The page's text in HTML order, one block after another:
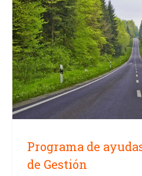
Programa de
Sistemas
Programa de
de Gestión